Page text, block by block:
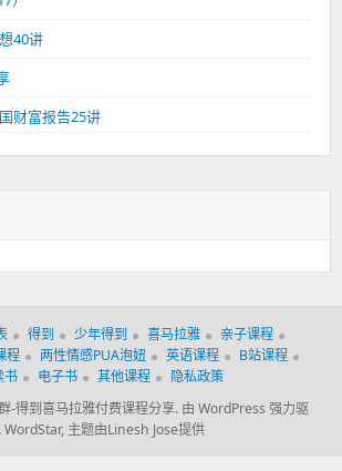
40讲
财富报告25讲
得到 少年得到 喜马拉雅
亲子课程
程 两性情感PUA泡妞 英语课程
B站课程
书
电子书 其他课程
隐私政策
-得到喜马拉雅付费课程分享. 由 WordPress 强力驱
WordStar, 主题由Linesh Jose提供